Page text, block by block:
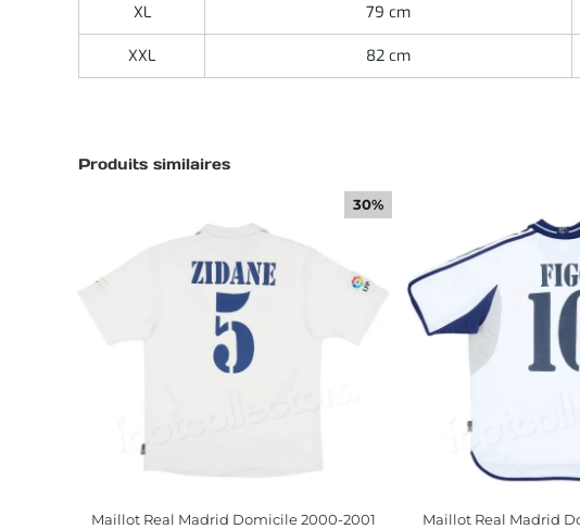
XL 79 cm
XXL 82 cm
Produits similaires
30%
Maillot Real Madrid Domicile 2000-2001
Maillot Real Madrid